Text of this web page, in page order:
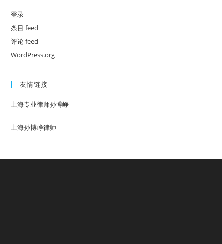
登录
条目 feed
评论 feed
WordPress.org
友情链接
上海专业律师孙博峥
上海孙博峥律师